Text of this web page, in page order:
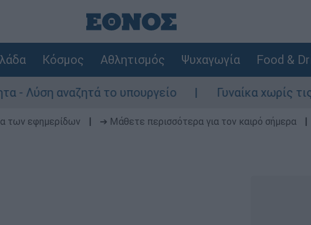
Κόσμος Αθλητισμός Ψυχαγωγία Food &
αναζητά το υπουργείο Γυναίκα χωρίς τις
των εφημερίδων ➔ Μάθετε περισσότερα για τον καιρό σήμερα